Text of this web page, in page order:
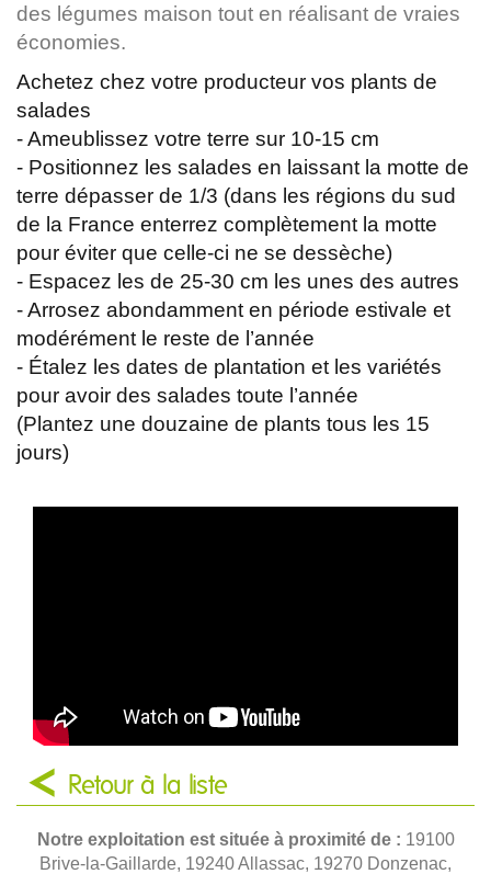
des légumes maison tout en réalisant de vraies
économies.
Achetez chez votre producteur vos plants de
salades
- Ameublissez votre terre sur 10-15 cm
- Positionnez les salades en laissant la motte de
terre dépasser de 1/3 (dans les régions du sud
de la France enterrez complètement la motte
pour éviter que celle-ci ne se dessèche)
- Espacez les de 25-30 cm les unes des autres
- Arrosez abondamment en période estivale et
modérément le reste de l’année
- Étalez les dates de plantation et les variétés
pour avoir des salades toute l’année
(Plantez une douzaine de plants tous les 15
jours)
Retour à la liste
Notre exploitation est située à proximité de : 19100
Brive-la-Gaillarde, 19240 Allassac, 19270 Donzenac,